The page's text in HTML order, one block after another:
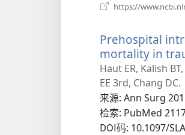
https://
Prehospital
mortality in
Haut ER, Kalish
EE 3rd, Chang DC.
来源‎: Ann Surg
检索‎: PubMed
DOI码‎: 10.1097/